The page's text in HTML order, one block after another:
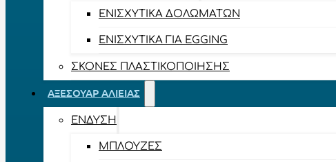
ΕΝΙΣΧΥΤΙΚΆ ΔΟΛΩΜΆΤΩΝ
ΕΝΙΣΧΥΤΙΚΆ ΓΙΑ EGGING
ΣΚΌΝΕΣ ΠΛΑΣΤΙΚΟΠΟΊΗΣΗΣ
ΑΞΕΣΟΥΆΡ ΑΛΙΕΊΑΣ
ΈΝΔΥΣΗ
ΜΠΛΟΎΖΕΣ